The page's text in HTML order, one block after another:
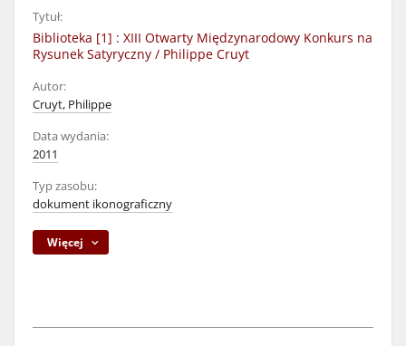
Tytuł:
Biblioteka [1] : XIII Otwarty Międzynarodowy Konkurs na
Rysunek Satyryczny / Philippe Cruyt
Autor:
Cruyt, Philippe
Data wydania:
2011
Typ zasobu:
dokument ikonograficzny
Więcej